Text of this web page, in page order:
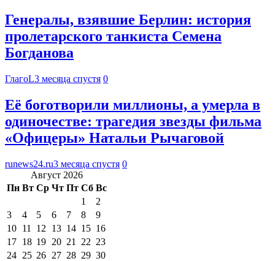
Генералы, взявшие Берлин: история
пролетарского танкиста Семена
Богданова
ГлагоL3 месяца спустя 0
Её боготворили миллионы, а умерла в
одиночестве: трагедия звезды фильма
«Офицеры» Натальи Рычаговой
runews24.ru3 месяца спустя 0
Август 2026
Пн Вт Ср Чт Пт Сб Вс
1
2
3
4 5 6 7 8
9
10 11 12 13 14 15 16
17 18 19 20 21 22 23
24 25 26 27 28 29 30